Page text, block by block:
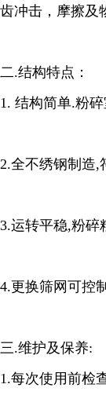
齿冲击，摩擦及
二.结构特点：
1. 结构简单.粉
2.全不绣钢制造,
3.运转平稳,粉碎
4.更换筛网可控
三.维护及保养:
1.每次使用前检